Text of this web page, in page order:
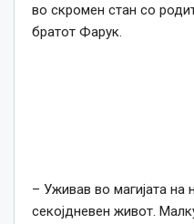
во скромен стан со
братот Фарук.
– Уживав во магијата на
секојдневен живот.